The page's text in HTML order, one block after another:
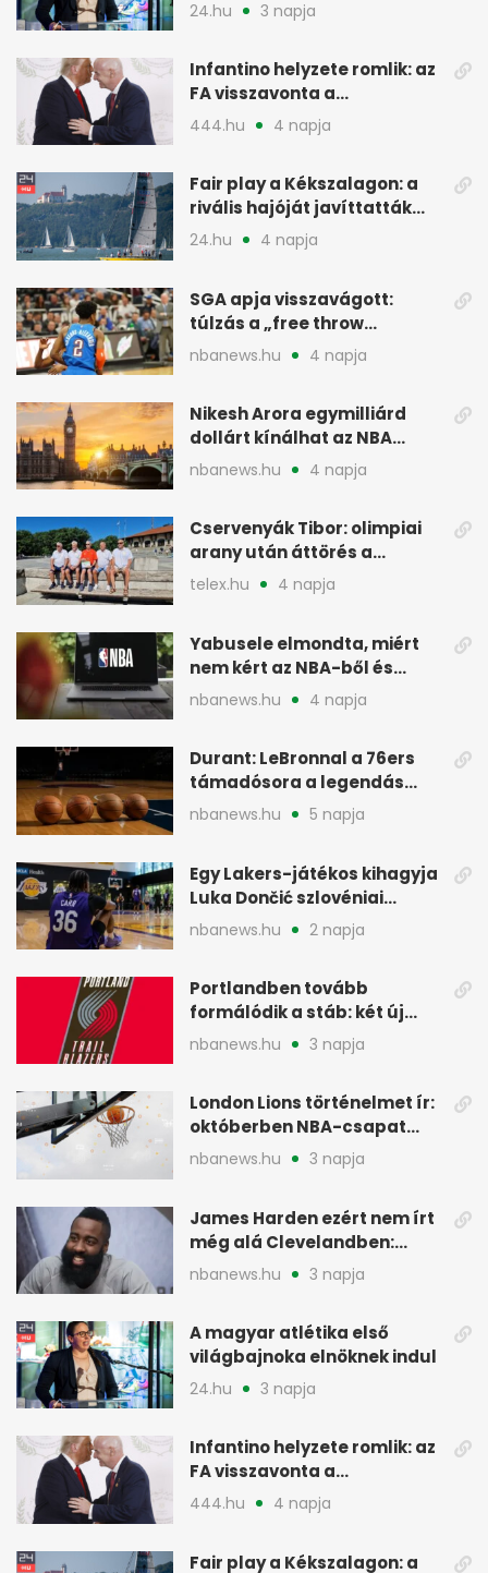
24.hu 3 napja
Infantino helyzete romlik: az
FA visszavonta a
támogatását, jöhet a
444.hu 4 napja
Fair play a Kékszalagon: a
rivális hajóját javíttatták
meg
24.hu 4 napja
SGA apja visszavágott:
túlzás a „free throw
merchant” címke?
nbanews.hu 4 napja
Nikesh Arora egymilliárd
dollárt kínálhat az NBA
Europe londoni csapatáért
nbanews.hu 4 napja
Cservenyák Tibor: olimpiai
arany után áttörés a
rákkutatásban
telex.hu 4 napja
Yabusele elmondta, miért
nem kért az NBA-ből és
miért jött Európába
nbanews.hu 4 napja
Durant: LeBronnal a 76ers
támadósora a legendás
Warriorsra emlékeztet
nbanews.hu 5 napja
Egy Lakers-játékos kihagyja
Luka Dončić szlovéniai
minicampjét
nbanews.hu 2 napja
Portlandben tovább
formálódik a stáb: két új
szakember a Blazersnél
nbanews.hu 3 napja
London Lions történelmet ír:
októberben NBA-csapat
ellen lép pályára
nbanews.hu 3 napja
James Harden ezért nem írt
még alá Clevelandben:
pénzügyi okok
nbanews.hu 3 napja
A magyar atlétika első
világbajnoka elnöknek indul
24.hu 3 napja
Infantino helyzete romlik: az
FA visszavonta a
támogatását, jöhet a
444.hu 4 napja
Fair play a Kékszalagon: a